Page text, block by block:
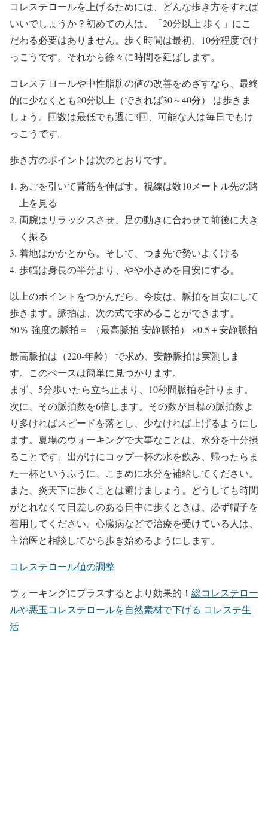
コレステロールを上げるためには、どんな歩き方をすれば
いいでしょうか？初めての人は、「20分以上 歩く」にこ
だわる必要はありません。歩く時間は最初、10分程度でけ
っこうです。それから徐々に時間を延ばします。
コレステロールや中性脂肪の値の改善をめざすなら、最終
的に少なくとも20分以上（できれば30～40分） は歩きま
しょう。回数は最低でも週に3回、可能な人は毎日でもけ
っこうです。
歩き方のポイントは次のとおりです。
あごを引いて背筋を伸ばす。視線は数10メートル先の路
上を見る
両腕はリラックスさせ、足の動きに合わせて前後に大き
く振る
着地はかかとから。そして、つま先で勢いよくける
歩幅は身長の半分より、やや小さめを目安にする。
以上のポイントをつかんだら、今度は、脈拍を目安にして
歩きます。脈拍は、次の式で求めることができます。
50％ 強度の脈拍＝ （最高脈拍-安静脈拍） ×0.5＋安静脈拍
最高脈拍は（220-年齢） で求め、安静脈拍は実測しま
す。このペースは簡単に見つかります。
まず、5分歩いたら立ち止まり、10秒間脈拍を計ります。
次に、その脈拍数を6倍します。その数が目標の脈拍数よ
り多ければスピードを落とし、少なければ上げるようにし
ます。夏場のウォーキングで大事なことは、水分を十分摂
ることです。出がけにコップ一杯の水を飲み、帰ったらま
た一杯というふうに、こまめに水分を補給してください。
また、炎天下に歩くことは避けましょう。どうしても時間
がとれなくて日差しのある日中に歩くときは、必ず帽子を
着用してください。心臓病などで治療を受けている人は、
主治医と相談してから歩き始めるようにします。
コレステロール値の調整
ウォーキングにプラスするとより効果的！ 総コレステロー
ルや悪玉コレステロールを自然素材で下げる コレステ生
活